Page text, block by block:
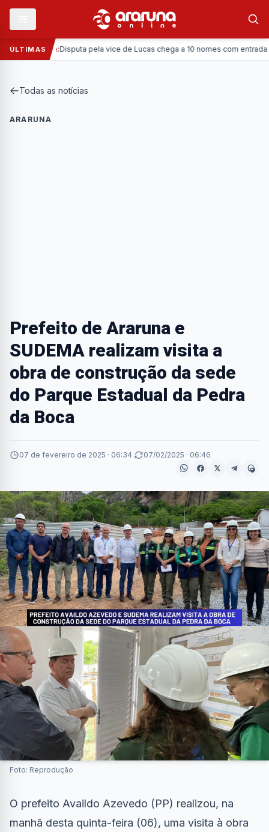
ÚLTIMAS
Política: Disputa pela vice de Lucas chega a 10 nomes com entrada
Todas as notícias
ARARUNA
Prefeito de Araruna e
SUDEMA realizam visita a
obra de construção da sede
do Parque Estadual da Pedra
da Boca
07 de fevereiro de 2025 · 06:34· 07/02/2025 · 06:46
Foto: Reprodução
O prefeito Availdo Azevedo (PP) realizou, na
manhã desta quinta-feira (06), uma visita à obra